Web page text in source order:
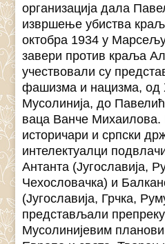
организација дала
извршење убиства
октобра 1934 у
завери против краља
учествовали су
фашизма и нацизма, од
Мусолинија, до
ваца Ванче Михаилова.
историчари и српски
интелектуалци
Антанта (Југославија,
Чехословачка) и
(Југославија, Грчка,
представљали
Мусолинијевим